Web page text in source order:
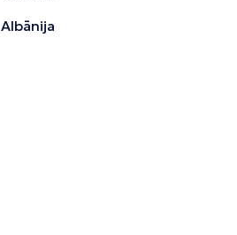
Albānija